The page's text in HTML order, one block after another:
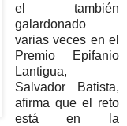
el también
galardonado
varias veces en el
Premio Epifanio
Lantigua,
Salvador Batista,
afirma que el reto
está en la